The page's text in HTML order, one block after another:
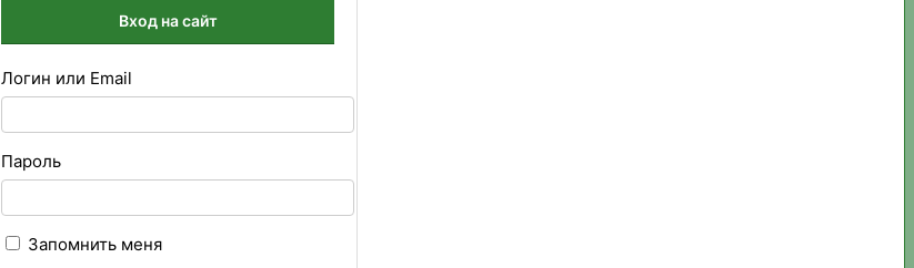
Вход на сайт
Логин или Email
Пароль
Запомнить меня